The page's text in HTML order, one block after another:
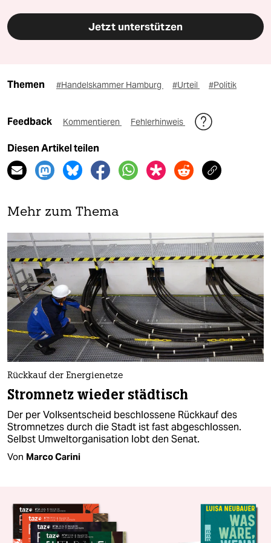
Jetzt unterstützen
Themen #Handelskammer Hamburg #Urteil #Politik
Feedback Kommentieren Fehlerhinweis
Diesen Artikel teilen
Mehr zum Thema
Rückkauf der Energienetze
Stromnetz wieder städtisch
Der per Volksentscheid beschlossene Rückkauf des
Stromnetzes durch die Stadt ist fast abgeschlossen.
Selbst Umweltorganisation lobt den Senat.
Von Marco Carini